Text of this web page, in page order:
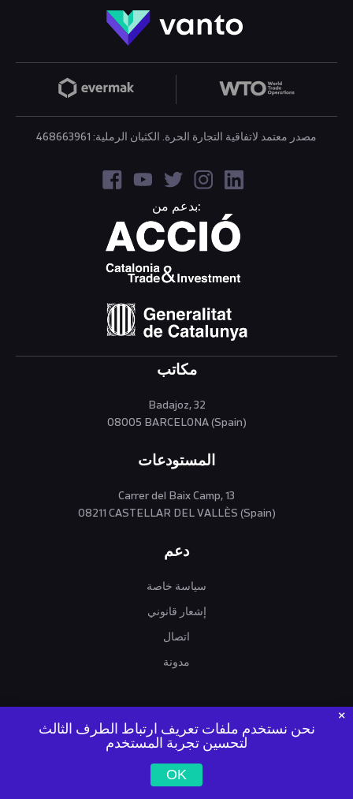
مصدر معتمد لاتفاقية التجارة الحرة. الكثبان الرملية: 468663961
بدعم من:
مكاتب
Badajoz, 32
08005 BARCELONA (Spain)
المستودعات
Carrer del Baix Camp, 13
08211 CASTELLAR DEL VALLÈS (Spain)
دعم
سياسة خاصة
إشعار قانوني
اتصال
مدونة
آلات فانتو | عمليات التجارة العالمية SL | NIF / VIES / EORI: ES
B67274043
نحن نستخدم ملفات تعريف ارتباط الطرف الثالث
لتحسين تجربة المستخدم
OK